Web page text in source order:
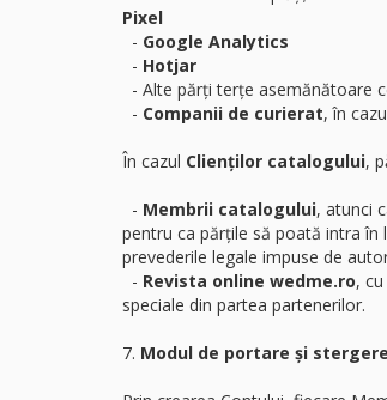
Pixel
- Google Analytics
- Hotjar
- Alte părți terțe asemănătoare
- Companii de curierat, în
În cazul Clienților catalogului,
- Membrii catalogului, atunci
pentru ca părțile să poată intra
prevederile legale impuse de
- Revista online wedme.ro,
speciale din partea partenerilor.
7. Modul de portare și